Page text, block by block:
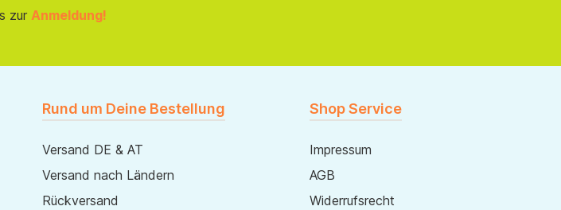
zur Anmeldung!
Rund um Deine Bestellung
Versand DE & AT
Versand nach Ländern
Rückversand
Shop Service
Impressum
AGB
Widerrufsrecht